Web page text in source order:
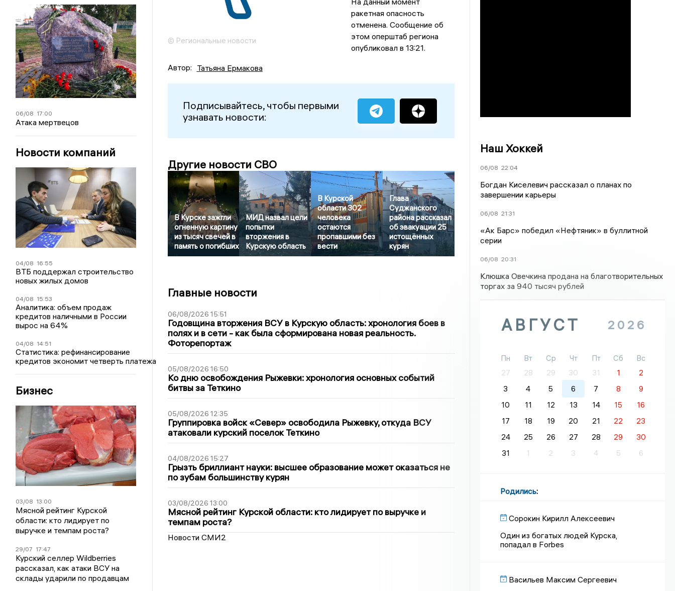
06/08 17:00
Атака мертвецов
Новости компаний
04/08 16:55
ВТБ поддержал строительство
новых жилых домов
04/08 15:53
Аналитика: объем продаж
кредитов наличными в России
вырос на 64%
04/08 14:51
Статистика: рефинансирование
кредитов экономит четверть платежа
Бизнес
03/08 13:00
Мясной рейтинг Курской
области: кто лидирует по
выручке и темпам роста?
29/07 17:47
Курский селлер Wildberries
рассказал, как атаки ВСУ на
склады ударили по продавцам
© Региональные новости
ракетная опасность
отменена. Сообщение об
этом оперштаб региона
опубликовал в 13:21.
Автор: Татьяна Ермакова
Подписывайтесь, чтобы первыми
узнавать новости:
Другие новости СВО
В Курске зажгли
огненную картину
из тысяч свечей в
память о погибших
МИД назвал цели
попытки
вторжения в
Курскую область
В Курской
области 302
человека
остаются
пропавшими без
вести
Глава
Суджанского
района рассказал
об эвакуации 25
истощённых
курян
Главные новости
06/08/2026 15:51
Годовщина вторжения ВСУ в Курскую область: хронология боев в
полях и в сети - как была сформирована новая реальность.
Фоторепортаж
05/08/2026 16:50
Ко дню освобождения Рыжевки: хронология основных событий
битвы за Теткино
05/08/2026 12:35
Группировка войск «Север» освободила Рыжевку, откуда ВСУ
атаковали курский поселок Теткино
04/08/2026 15:27
Грызть бриллиант науки: высшее образование может оказаться не
по зубам большинству курян
03/08/2026 13:00
Мясной рейтинг Курской области: кто лидирует по выручке и
темпам роста?
Новости СМИ2
Наш Хоккей
06/08 22:04
Богдан Киселевич рассказал о планах по
завершении карьеры
06/08 21:31
«Ак Барс» победил «Нефтяник» в буллитной
серии
06/08 20:31
Клюшка Овечкина продана на благотворительных
торгах за 940 тысяч рублей
АВГУСТ 2026
Пн Вт Ср Чт Пт Сб
Вс
27
28 29 30 31 1
2
3
4 5 6 7 8
9
10
11 12 13 14 15
16
17
18 19 20 21 22
23
24
25 26 27 28 29
30
31
1 2 3 4 5 6
Родились:
Сорокин Кирилл Алексеевич
Один из богатых людей Курска,
попадал в Forbes
Васильев Максим Сергеевич